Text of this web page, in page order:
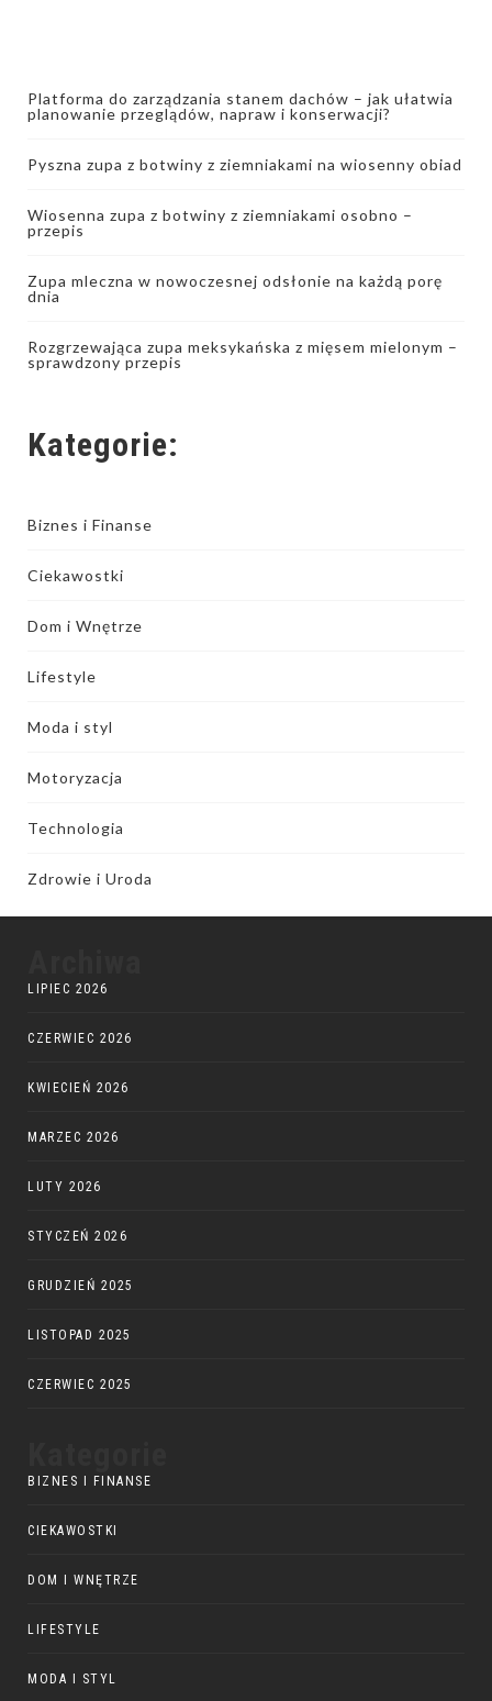
Platforma do zarządzania stanem dachów – jak ułatwia
planowanie przeglądów, napraw i konserwacji?
Pyszna zupa z botwiny z ziemniakami na wiosenny obiad
Wiosenna zupa z botwiny z ziemniakami osobno –
przepis
Zupa mleczna w nowoczesnej odsłonie na każdą porę
dnia
Rozgrzewająca zupa meksykańska z mięsem mielonym –
sprawdzony przepis
Kategorie:
Biznes i Finanse
Ciekawostki
Dom i Wnętrze
Lifestyle
Moda i styl
Motoryzacja
Technologia
Zdrowie i Uroda
LIPIEC 2026
CZERWIEC 2026
KWIECIEŃ 2026
MARZEC 2026
LUTY 2026
STYCZEŃ 2026
GRUDZIEŃ 2025
LISTOPAD 2025
CZERWIEC 2025
BIZNES I FINANSE
CIEKAWOSTKI
DOM I WNĘTRZE
LIFESTYLE
MODA I STYL